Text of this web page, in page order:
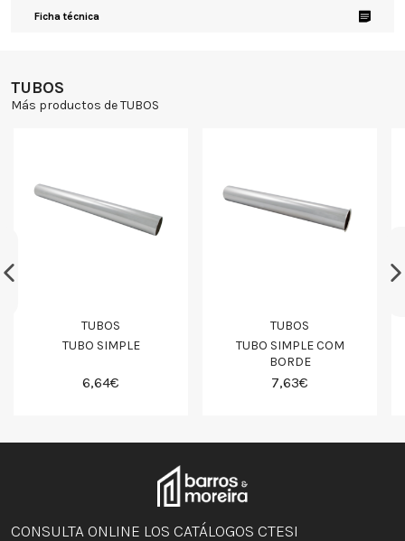
Ficha técnica
TUBOS
Más productos de TUBOS
TUBOS
TUBO SIMPLE
6,64€
TUBOS
TUBO SIMPLE COM
BORDE
7,63€
CONSULTA ONLINE LOS CATÁLOGOS CTESI